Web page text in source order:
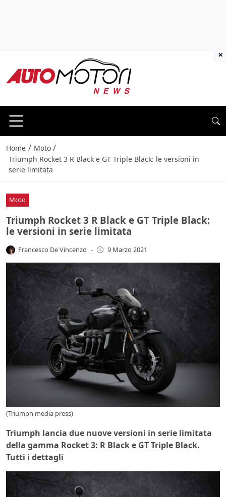
Home / Moto /
Triumph Rocket 3 R Black e GT Triple Black: le versioni in
serie limitata
Moto
Triumph Rocket 3 R Black e GT Triple Black:
le versioni in serie limitata
Francesco De Vincenzo - 9 Marzo 2021
(Triumph media press)
Triumph lancia due nuove versioni in serie limitata
della gamma Rocket 3: R Black e GT Triple Black.
Tutti i dettagli
×